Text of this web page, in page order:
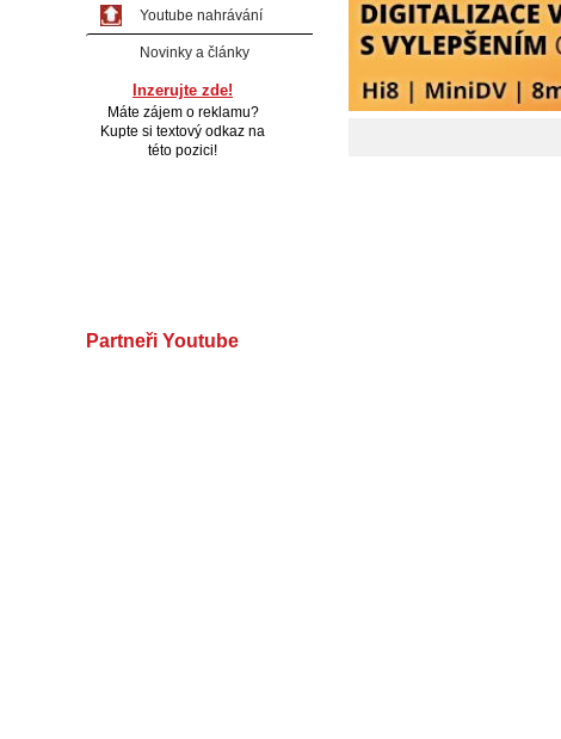
Youtube nahrávání
Novinky a články
Inzerujte zde!
Máte zájem o reklamu?
Kupte si textový odkaz na
této pozici!
Partneři Youtube